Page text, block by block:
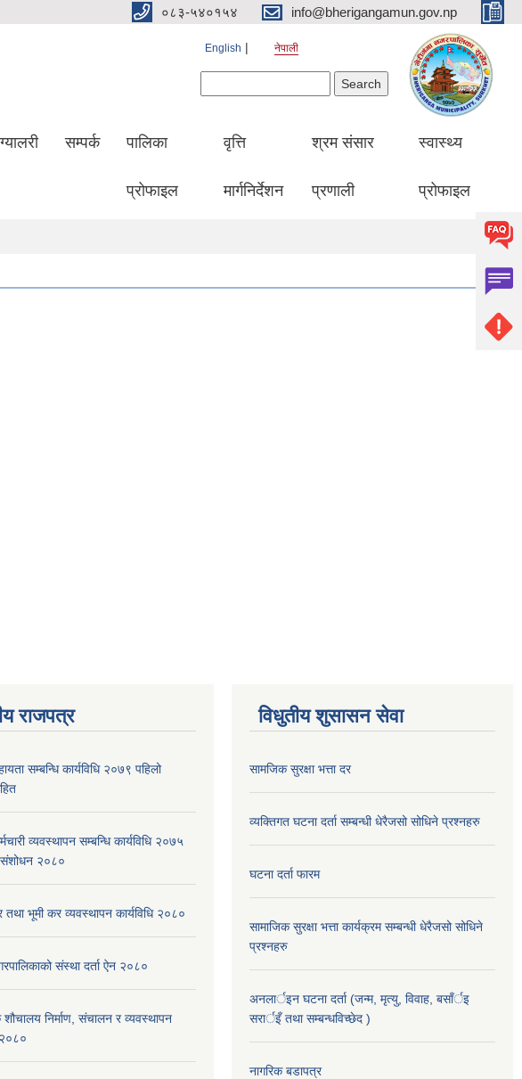
०८३-५४०१५४ info@bherigangamun.gov.np
English नेपाली
ग्यालरी सम्पर्क पालिका
प्रोफाइल
वृत्ति
मार्गनिर्देशन
श्रम संसार
प्रणाली
स्वास्थ्य
प्रोफाइल
राजपत्र
सम्बन्धि कार्यविधि २०७९ पहिलो
व्यवस्थापन सम्बन्धि कार्यविधि २०७५
संशोधन २०८०
तथा भूमी कर व्यवस्थापन कार्यविधि २०८०
संस्था दर्ता ऐन २०८०
शौचालय निर्माण, संचालन र व्यवस्थापन
२०८०
विधुतीय शुसासन सेवा
सामजिक सुरक्षा भत्ता दर
व्यक्तिगत घटना दर्ता सम्बन्धी धेरैजसो सोधिने प्रश्नहरु
घटना दर्ता फारम
सामाजिक सुरक्षा भत्ता कार्यक्रम सम्बन्धी धेरैजसो सोधिने
प्रश्नहरु
अनलार्इन घटना दर्ता (जन्म, मृत्यु, विवाह, बसाँर्इ
सरार्इँ तथा सम्बन्धविच्छेद )
नागरिक बडापत्र